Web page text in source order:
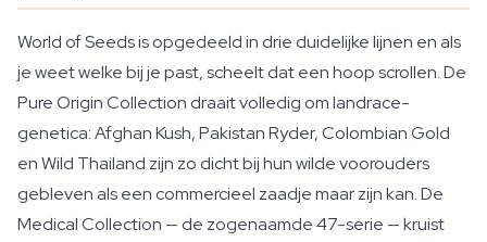
World of Seeds is opgedeeld in drie duidelijke lijnen en als
je weet welke bij je past, scheelt dat een hoop scrollen. De
Pure Origin Collection draait volledig om landrace-
genetica: Afghan Kush, Pakistan Ryder, Colombian Gold
en Wild Thailand zijn zo dicht bij hun wilde voorouders
gebleven als een commercieel zaadje maar zijn kan. De
Medical Collection — de zogenaamde 47-serie — kruist